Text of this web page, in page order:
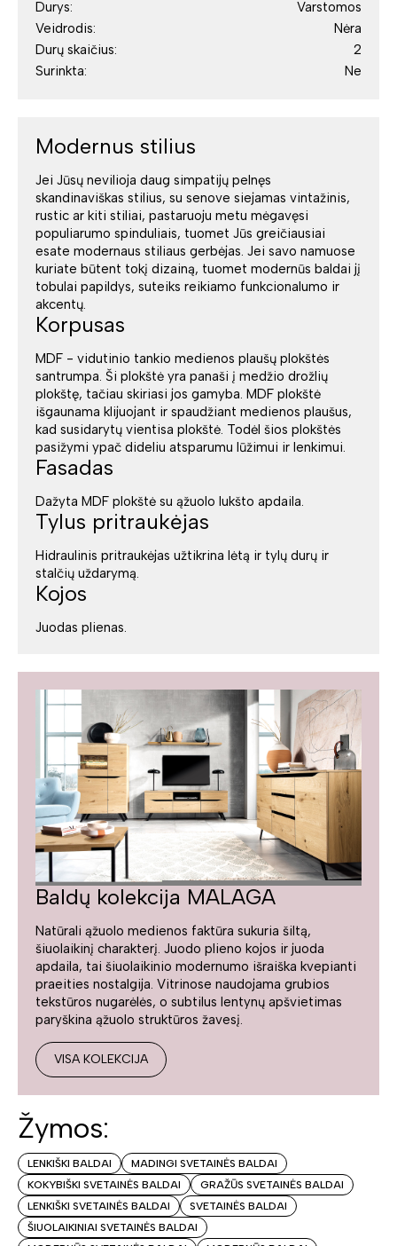
Durys:
Varstomos
Veidrodis:
Nėra
Durų skaičius:
2
Surinkta:
Ne
Modernus stilius
Jei Jūsų nevilioja daug simpatijų pelnęs
skandinaviškas stilius, su senove siejamas vintažinis,
rustic ar kiti stiliai, pastaruoju metu mėgavęsi
populiarumo spinduliais, tuomet Jūs greičiausiai
esate modernaus stiliaus gerbėjas. Jei savo namuose
kuriate būtent tokį dizainą, tuomet modernūs baldai jį
tobulai papildys, suteiks reikiamo funkcionalumo ir
akcentų.
Korpusas
MDF - vidutinio tankio medienos plaušų plokštės
santrumpa. Ši plokštė yra panaši į medžio drožlių
plokštę, tačiau skiriasi jos gamyba. MDF plokštė
išgaunama klijuojant ir spaudžiant medienos plaušus,
kad susidarytų vientisa plokštė. Todėl šios plokštės
pasižymi ypač dideliu atsparumu lūžimui ir lenkimui.
Fasadas
Dažyta MDF plokštė su ąžuolo lukšto apdaila.
Tylus pritraukėjas
Hidraulinis pritraukėjas užtikrina lėtą ir tylų durų ir
stalčių uždarymą.
Kojos
Juodas plienas.
Baldų kolekcija MALAGA
Natūrali ąžuolo medienos faktūra sukuria šiltą,
šiuolaikinį charakterį. Juodo plieno kojos ir juoda
apdaila, tai šiuolaikinio modernumo išraiška kvepianti
praeities nostalgija. Vitrinose naudojama grubios
tekstūros nugarėlės, o subtilus lentynų apšvietimas
paryškina ąžuolo struktūros žavesį.
VISA KOLEKCIJA
Žymos:
LENKIŠKI BALDAI
MADINGI SVETAINĖS BALDAI
KOKYBIŠKI SVETAINĖS BALDAI
GRAŽŪS SVETAINĖS BALDAI
LENKIŠKI SVETAINĖS BALDAI
SVETAINĖS BALDAI
ŠIUOLAIKINIAI SVETAINĖS BALDAI